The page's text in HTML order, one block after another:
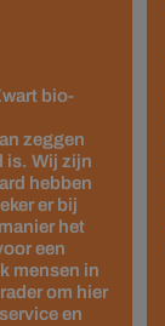
bio-
zeggen
is. Wij zijn
hebben
er bij
het
een
mensen in
om hier
en